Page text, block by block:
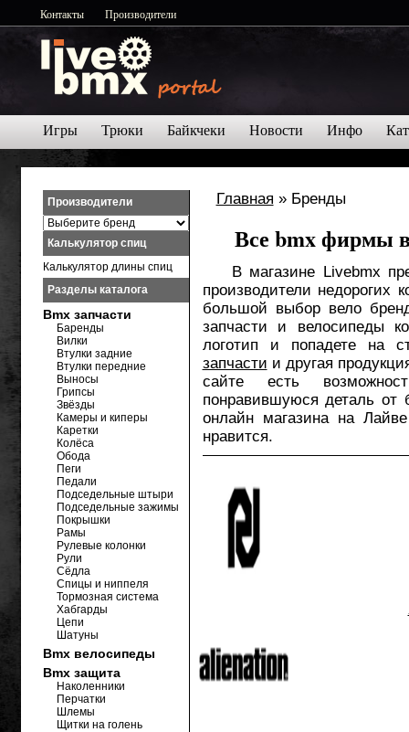
Контакты Производители
Игры Трюки Байкчеки Новости Инфо
Главная » Бренды
Все bmx фирмы
В магазине Livebmx
производители
большой выбор вело
запчасти и велосипеды
логотип и попадете на
запчасти и другая
сайте есть
понравившуюся деталь от
онлайн магазина на
нравится.
Производители
Калькулятор спиц
Калькулятор длины спиц
Разделы каталога
Bmx запчасти
Баренды
Вилки
Втулки задние
Втулки передние
Выносы
Грипсы
Звёзды
Камеры и киперы
Каретки
Колёса
Обода
Пеги
Педали
Подседельные штыри
Подседельные зажимы
Покрышки
Рамы
Рулевые колонки
Рули
Сёдла
Спицы и ниппеля
Тормозная система
Хабгарды
Цепи
Шатуны
Bmx велосипеды
Bmx защита
Наколенники
Перчатки
Шлемы
Щитки на голень